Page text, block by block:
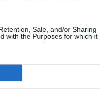
Sale, and/or Sharing
with the Purposes for which it